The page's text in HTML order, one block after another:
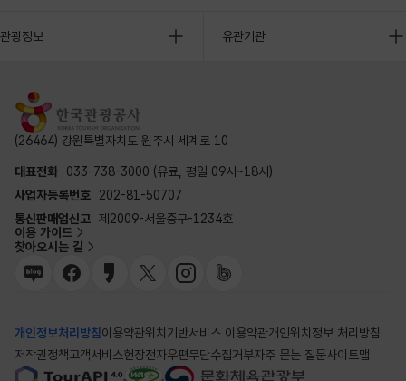
관광정보 유관기관
(26464) 강원특별자치도 원주시 세계로 10
대표전화
033-738-3000 (유료, 평일 09시~18시)
사업자등록번호
202-81-50707
통신판매업신고 제2009-서울중구-1234호
이용 가이드
찾아오시는 길
개인정보처리방침이용약관위치기반서비스 이용약관개인위치정보 처리방침
저작권정책고객서비스헌장전자우편무단수집거부자주 묻는 질문사이트맵